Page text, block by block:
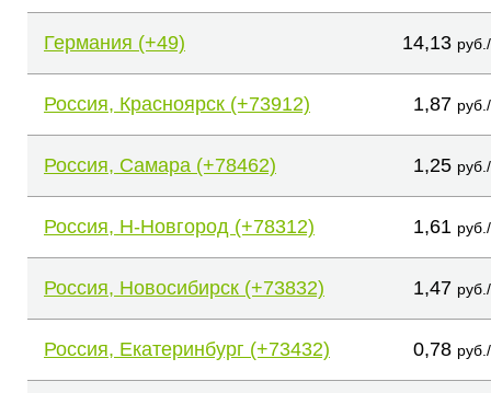
Германия (+49) 14,13
Россия, Красноярск (+73912) 1,87
Россия, Самара (+78462) 1,25
Россия, Н-Новгород (+78312) 1,61
Россия, Новосибирск (+73832) 1,47
Россия, Екатеринбург (+73432) 0,78